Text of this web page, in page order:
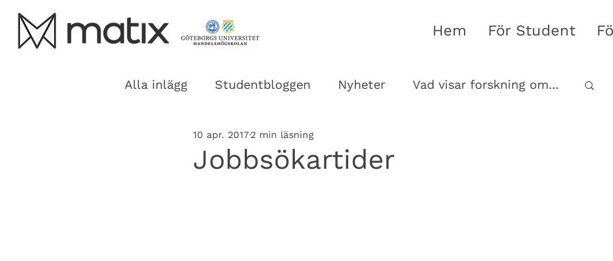
Hem För Student
Alla inlägg Studentbloggen Nyheter Vad visar forskning om...
Jobbsökartider
10 apr. 20172 min läsning